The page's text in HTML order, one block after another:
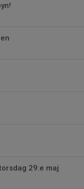
29:e maj